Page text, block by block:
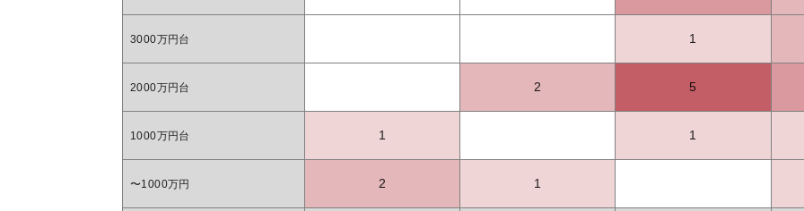
3000万円台 1
2000万円台 2 5
1000万円台 1 1
〜1000万円 2 1